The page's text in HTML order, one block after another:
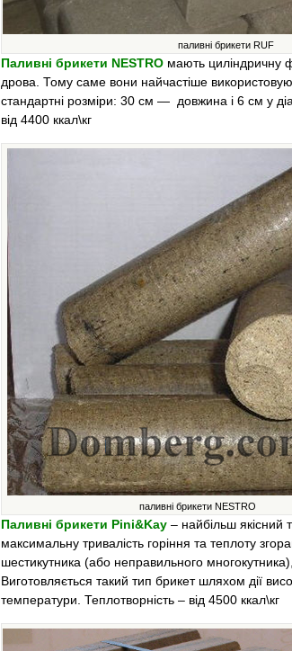
паливні брикети RUF
Паливні брикети NESTRO мають циліндричну
дрова. Тому саме вони найчастіше
стандартні розміри: 30 см — довжина і 6 см у
від 4400 ккал\кг
паливні брикети NESTRO
Паливні брикети Pini&Kay – найбільш якісний
максимальну тривалість горіння та теплоту
шестикутника (або неправильного
Виготовляється такий тип брикет шляхом дії
температури. Теплотворність – від 4500 ккал\кг